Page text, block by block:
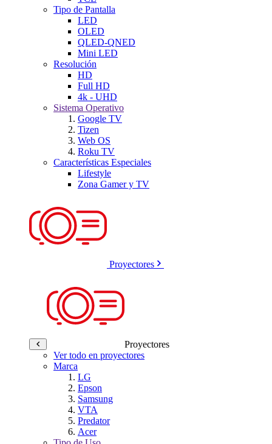
Tipo de Pantalla
LED
OLED
QLED-QNED
Mini LED
Resolución
HD
Full HD
4k - UHD
Sistema Operativo
Google TV
Tizen
Web OS
Roku TV
Características Especiales
Lifestyle
Zona Gamer y TV
Proyectores
Proyectores
Ver todo en proyectores
Marca
LG
Epson
Samsung
VTA
Predator
Acer